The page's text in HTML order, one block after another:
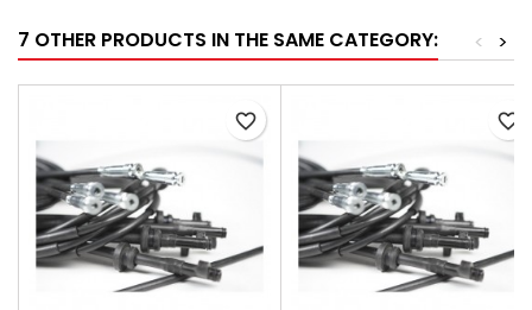
7 OTHER PRODUCTS IN THE SAME CATEGORY: >
<
favorite_border favorite_border